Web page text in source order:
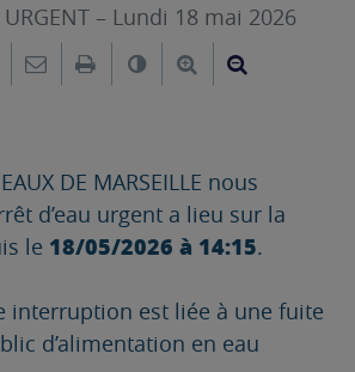
URGENT – Lundi 18 mai 2026
sur Facebook
Partager sur Twitter
Envoyer par e-mail
ImprimerChanger leAgrandir le
DE MARSEILLE nous
d’eau urgent a lieu sur la
le 18/05/2026 à 14:15.
interruption est liée à une fuite
d’alimentation en eau